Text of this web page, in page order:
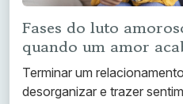
Fases do luto
quando um amor
Terminar um
desorganizar e trazer